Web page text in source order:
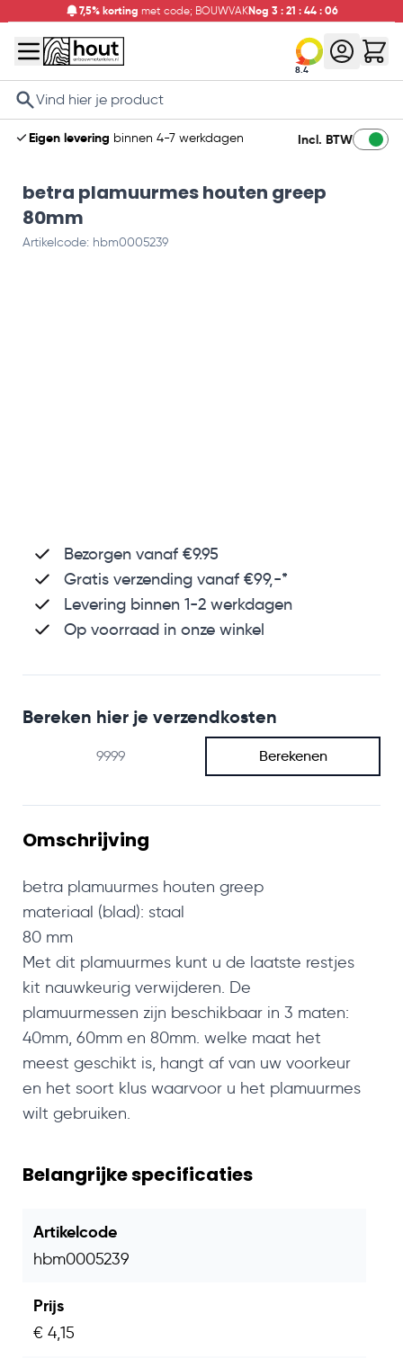
7,5% korting met code; BOUWVAKNog 3 : 21 : 44 : 05
8.4
Search
Eigen levering binnen 4-7 werkdagen Incl. BTW
betra plamuurmes houten greep
80mm
Artikelcode: hbm0005239
Bezorgen vanaf €9.95
Gratis verzending vanaf €99,-*
Levering binnen 1-2 werkdagen
Op voorraad in onze winkel
Bereken hier je verzendkosten
Berekenen
Omschrijving
betra plamuurmes houten greep
materiaal (blad): staal
80 mm
Met dit plamuurmes kunt u de laatste restjes
kit nauwkeurig verwijderen. De
plamuurmessen zijn beschikbaar in 3 maten:
40mm, 60mm en 80mm. welke maat het
meest geschikt is, hangt af van uw voorkeur
en het soort klus waarvoor u het plamuurmes
wilt gebruiken.
Belangrijke specificaties
Artikelcode
hbm0005239
Prijs
€ 4,15